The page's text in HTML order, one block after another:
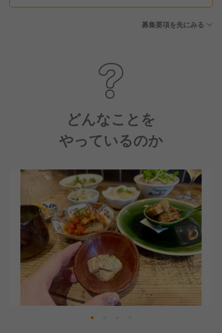
高いです) ■慶弔休暇 ■育休・
募集要項を先にみる
どんなことを
やっているのか